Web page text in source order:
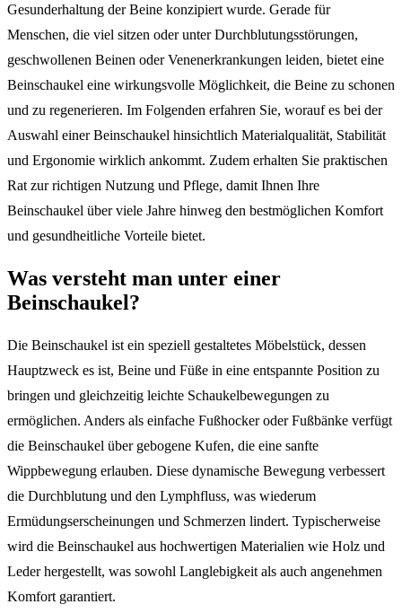
Gesunderhaltung der Beine konzipiert wurde. Gerade für
Menschen, die viel sitzen oder unter Durchblutungsstörungen,
geschwollenen Beinen oder Venenerkrankungen leiden, bietet eine
Beinschaukel eine wirkungsvolle Möglichkeit, die Beine zu schonen
und zu regenerieren. Im Folgenden erfahren Sie, worauf es bei der
Auswahl einer Beinschaukel hinsichtlich Materialqualität, Stabilität
und Ergonomie wirklich ankommt. Zudem erhalten Sie praktischen
Rat zur richtigen Nutzung und Pflege, damit Ihnen Ihre
Beinschaukel über viele Jahre hinweg den bestmöglichen Komfort
und gesundheitliche Vorteile bietet.
Was versteht man unter einer
Beinschaukel?
Die Beinschaukel ist ein speziell gestaltetes Möbelstück, dessen
Hauptzweck es ist, Beine und Füße in eine entspannte Position zu
bringen und gleichzeitig leichte Schaukelbewegungen zu
ermöglichen. Anders als einfache Fußhocker oder Fußbänke verfügt
die Beinschaukel über gebogene Kufen, die eine sanfte
Wippbewegung erlauben. Diese dynamische Bewegung verbessert
die Durchblutung und den Lymphfluss, was wiederum
Ermüdungserscheinungen und Schmerzen lindert. Typischerweise
wird die Beinschaukel aus hochwertigen Materialien wie Holz und
Leder hergestellt, was sowohl Langlebigkeit als auch angenehmen
Komfort garantiert.